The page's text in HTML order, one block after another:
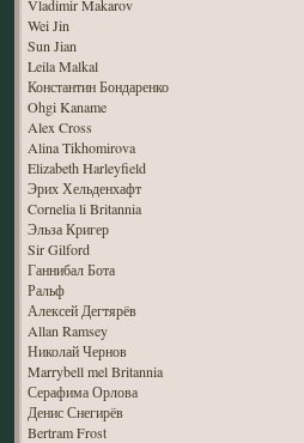
Vladimir Makarov
Wei Jin
Sun Jian
Leila Malkal
Константин Бондаренко
Ohgi Kaname
Alex Cross
Alina Tikhomirova
Elizabeth Harleyfield
Эрих Хельденхафт
Cornelia li Britannia
Эльза Кригер
Sir Gilford
Ганнибал Бота
Ральф
Алексей Дегтярёв
Allan Ramsey
Николай Чернов
Marrybell mel Britannia
Серафима Орлова
Денис Снегирёв
Bertram Frost